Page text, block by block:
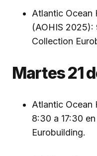
Atlantic Ocean
(AOHIS 2025):
Collection
Martes 21
Atlantic Ocean
8:30 a 17:30
Eurobuilding.